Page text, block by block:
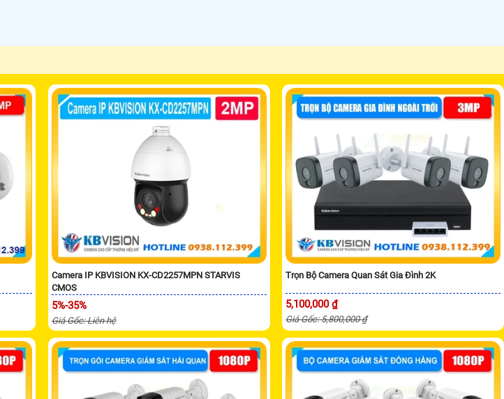
Camera IP KBVISION KX-CD2257MPN STARVIS
CMOS
5%-35%
Giá Gốc: Liên hệ
Trọn Bộ Camera Quan Sát Gia Đình 2K
5,100,000 ₫
Giá Gốc: 5,800,000 ₫